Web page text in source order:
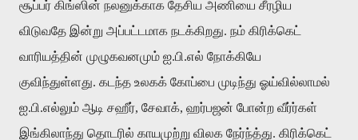
சூப்பர் கிங்ஸின் நலனுக்காக தேசிய அணியை சீரழிய
விடுவதே இன்று அப்பட்டமாக நடக்கிறது. நம் கிரிக்கெட்
வாரியத்தின் முழுகவனமும் ஐ.பி.எல் நோக்கியே
குவிந்துள்ளது. கடந்த உலகக் கோப்பை முடிந்து ஓய்வில்லாமல்
ஐ.பி.எல்லும் ஆடி சஹீர், சேவாக், ஹர்பஜன் போன்ற வீர்ர்கள்
இங்கிலாந்து தொடரில் காயமுற்று விலக நேர்ந்த்து. கிரிக்கெட்